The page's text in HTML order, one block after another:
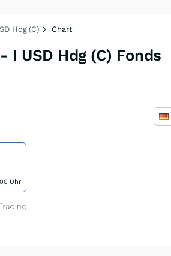
Hdg (C) Chart
I USD Hdg (C) Fonds
Uhr